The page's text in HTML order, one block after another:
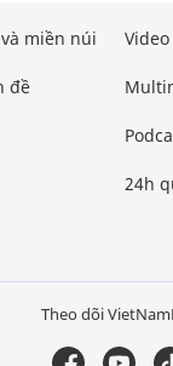
miền núi
đề
Video
24h
Theo dõi